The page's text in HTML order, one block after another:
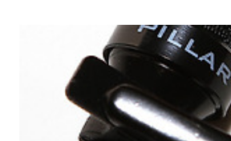
발표는 1월 31일 예정) 1. 페이스북에 댓글로 받고
유, 이메일 주소를 남긴다. 페이스북 응모 주소 :
http://www.facebook.com/cdmanfp/posts/
또는 2. 현 페이지의 댓글에 받고 싶은 ..